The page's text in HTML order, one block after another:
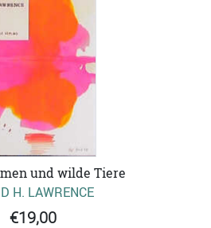
und wilde Tiere
H. LAWRENCE
€19,00